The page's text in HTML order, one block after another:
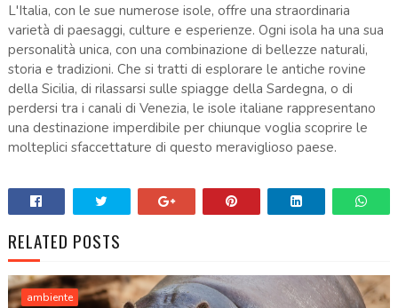
L'Italia, con le sue numerose isole, offre una straordinaria
varietà di paesaggi, culture e esperienze. Ogni isola ha una sua
personalità unica, con una combinazione di bellezze naturali,
storia e tradizioni. Che si tratti di esplorare le antiche rovine
della Sicilia, di rilassarsi sulle spiagge della Sardegna, o di
perdersi tra i canali di Venezia, le isole italiane rappresentano
una destinazione imperdibile per chiunque voglia scoprire le
molteplici sfaccettature di questo meraviglioso paese.
RELATED POSTS
ambiente